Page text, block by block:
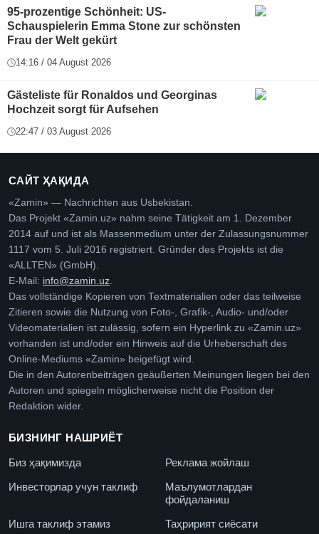
95-prozentige Schönheit: US-
Schauspielerin Emma Stone zur schönsten
Frau der Welt gekürt
14:16 / 04 August 2026
Gästeliste für Ronaldos und Georginas
Hochzeit sorgt für Aufsehen
22:47 / 03 August 2026
САЙТ ҲАҚИДА
«Zamin» — Nachrichten aus Usbekistan.
Das Projekt «Zamin.uz» nahm seine Tätigkeit am 1. Dezember
2014 auf und ist als Massenmedium unter der Zulassungsnummer
1117 vom 5. Juli 2016 registriert. Gründer des Projekts ist die
«ALLTEN» (GmbH).
E-Mail: info@zamin.uz.
Das vollständige Kopieren von Textmaterialien oder das teilweise
Zitieren sowie die Nutzung von Foto-, Grafik-, Audio- und/oder
Videomaterialien ist zulässig, sofern ein Hyperlink zu «Zamin.uz»
vorhanden ist und/oder ein Hinweis auf die Urheberschaft des
Online-Mediums «Zamin» beigefügt wird.
Die in den Autorenbeiträgen geäußerten Meinungen liegen bei den
Autoren und spiegeln möglicherweise nicht die Position der
Redaktion wider.
БИЗНИНГ НАШРИЁТ
Биз ҳақимизда
Реклама жойлаш
Инвесторлар учун таклиф
Маълумотлардан
фойдаланиш
Ишга таклиф этамиз
Таҳририят сиёсати